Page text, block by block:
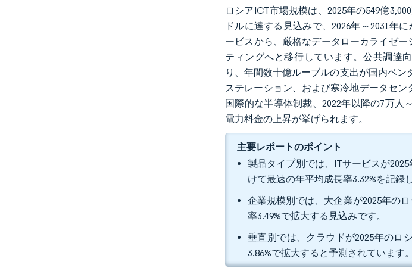
ロシアICT市場規模は、2025年の549億
ドルに達する見込みで、2026年～2031年
ービスから、厳格なデータローカライゼ
ティングへと移行しています。公共調達
り、年間数十億ルーブルの支出が国内ベ
ステレーション、および寒冷地データセン
国際的な半導体制裁、2022年以降の7万人
電力料金の上昇が挙げられます。
主要レポートのポイント
製品タイプ別では、ITサービスが
けて最速の年平均成長率3.32%を記録
企業規模別では、大企業が2025年の
率3.49%で拡大する見込みです。
垂直別では、クラウドが2025年のロ
3.86%で拡大すると予測されています。